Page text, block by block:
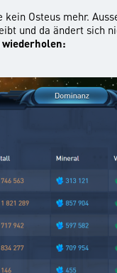
Osteus mehr.
und da ändert sich